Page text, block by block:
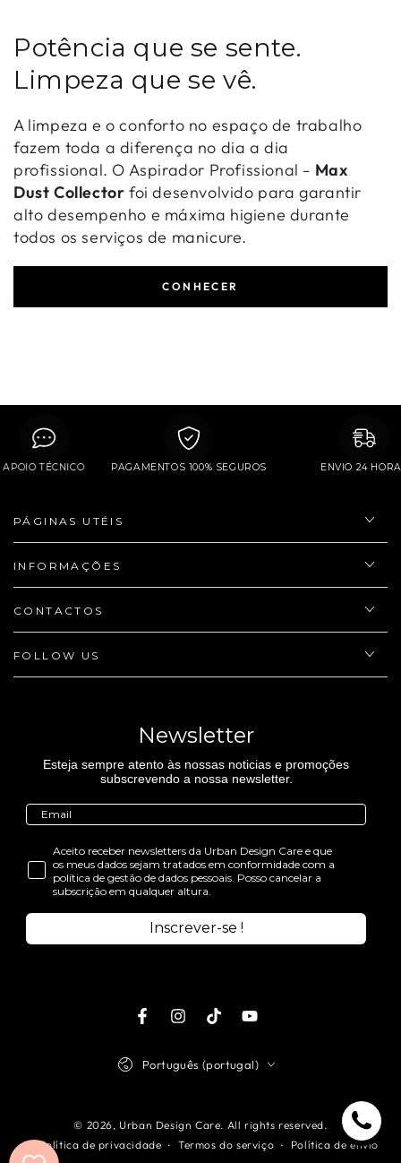
Potência que se sente.
Limpeza que se vê.
A limpeza e o conforto no espaço de trabalho
fazem toda a diferença no dia a dia
profissional. O Aspirador Profissional - Max
Dust Collector foi desenvolvido para garantir
alto desempenho e máxima higiene durante
todos os serviços de manicure.
CONHECER
APOIO TÉCNICO PAGAMENTOS 100% SEGUROS ENVIO 24
PÁGINAS UTÉIS
INFORMAÇÕES
CONTACTOS
FOLLOW US
Newsletter
Esteja sempre atento às nossas noticias e promoções
subscrevendo a nossa newsletter.
Aceito receber newsletters da Urban Design Care e que
os meus dados sejam tratados em conformidade com a
política de gestão de dados pessoais. Posso cancelar a
subscrição em qualquer altura.
Inscrever-se !
FacebookInstagramTikTokYoutube
© 2026, Urban Design Care. All rights reserved.
Política de privacidade
Termos do serviço
Política de envio
Português (portugal)